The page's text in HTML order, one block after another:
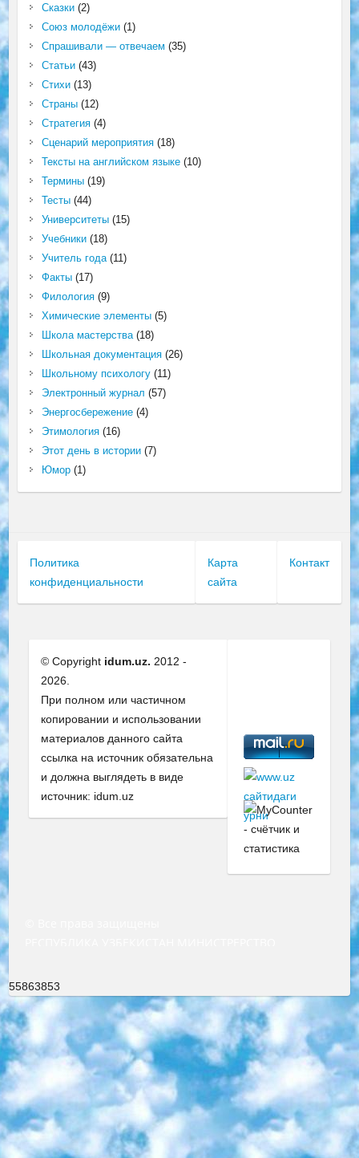
Сказки(2)
Союз молодёжи(1)
Спрашивали — отвечаем (35)
Статьи(43)
Стихи(13)
Страны(12)
Стратегия(4)
Сценарий мероприятия(18)
Тексты на английском языке(10)
Термины(19)
Тесты(44)
Университеты(15)
Учебники(18)
Учитель года(11)
Факты(17)
Филология(9)
Химические элементы(5)
Школа мастерства(18)
Школьная документация(26)
Школьному психологу(11)
Электронный журнал (57)
Энергосбережение(4)
Этимология(16)
Этот день в истории(7)
Юмор(1)
Политика
конфиденциальности
Карта
сайта
Контакт
© Copyright idum.uz. 2012 -
2026.
При полном или частичном
копировании и использовании
материалов данного сайта
ссылка на источник обязательна
и должна выглядеть в виде
источник: idum.uz
55863853